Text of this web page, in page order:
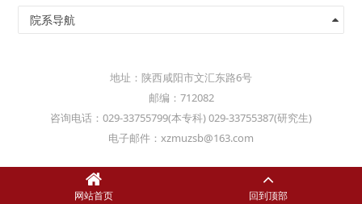
院系导航
地址：陕西咸阳市文汇东路6号
邮编：712082
咨询电话：029-33755799(本专科) 029-33755387(研究生)
电子邮件：xzmuzsb@163.com
网站首页 回到顶部
网站首页 回到顶部